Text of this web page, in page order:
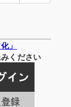
」
ください